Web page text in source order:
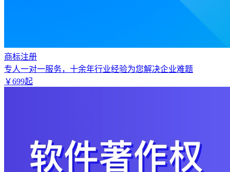
商标注册
专人一对一服务，十余年行业经验为您解决企业难题
￥699起